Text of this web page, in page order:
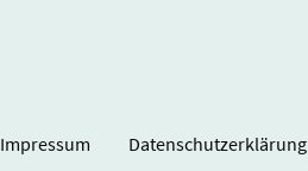
Impressum Datenschutzerklärung